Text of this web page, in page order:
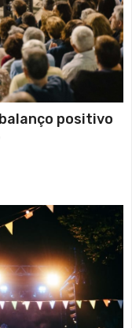
balanço positivo